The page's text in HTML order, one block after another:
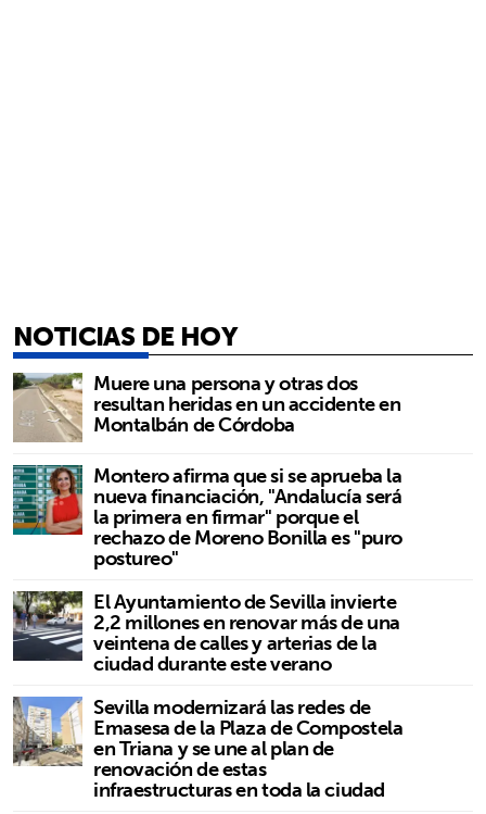
NOTICIAS DE HOY
Muere una persona y otras dos
resultan heridas en un accidente en
Montalbán de Córdoba
Montero afirma que si se aprueba la
nueva financiación, "Andalucía será
la primera en firmar" porque el
rechazo de Moreno Bonilla es "puro
postureo"
El Ayuntamiento de Sevilla invierte
2,2 millones en renovar más de una
veintena de calles y arterias de la
ciudad durante este verano
Sevilla modernizará las redes de
Emasesa de la Plaza de Compostela
en Triana y se une al plan de
renovación de estas
infraestructuras en toda la ciudad